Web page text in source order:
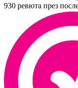
930 ревюта през